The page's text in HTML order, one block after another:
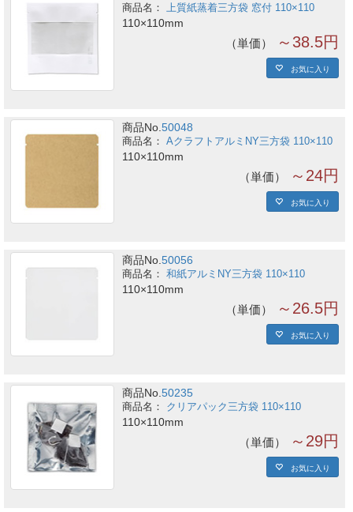
上質紙蒸着三方袋 窓付 110×110
110×110mm
単価 ～38.5円
お気に入り
商品No.50048
AクラフトアルミNY三方袋 110×110
110×110mm
単価 ～24円
お気に入り
商品No.50056
和紙アルミNY三方袋 110×110
110×110mm
単価 ～26.5円
お気に入り
商品No.50235
クリアパック三方袋 110×110
110×110mm
単価 ～29円
お気に入り